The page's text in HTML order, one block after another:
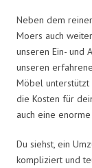
Neben dem
Moers auch
unseren Ein- und
unseren
Möbel unterstützt
die Kosten für
auch eine
Du siehst, ein
kompliziert und